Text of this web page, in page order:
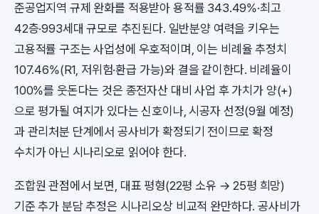
준공업지역 규제 완화를 적용받아 용적률 343.49%·최고
42층·993세대 규모로 추진된다. 일반분양 여력을 키우는
고용적률 구조는 사업성에 우호적이며, 이는 비례율 추정치
107.46%(R1, 저위험·환급 가능)와 결을 같이한다. 비례율이
100%를 웃돈다는 것은 종전자산 대비 사업 후 가치가 양(+)
으로 평가될 여지가 있다는 신호이나, 시공자 선정(9월 예정)
과 관리처분 단계에서 공사비가 확정되기 전이므로 확정
수치가 아닌 시나리오로 읽어야 한다.
조합원 관점에서 보면, 대표 평형(22평 소유 → 25평 희망)
기준 추가 분담 추정은 시나리오상 비교적 완만하다. 공사비가